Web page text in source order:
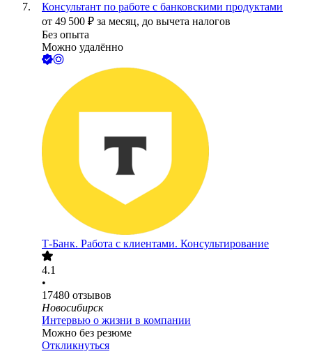
Консультант по работе с банковскими продуктами
от 49 500 ₽ за месяц, до вычета налогов
Без опыта
Можно удалённо
Т-Банк. Работа с клиентами. Консультирование
4.1
•
17480 отзывов
Новосибирск
Интервью о жизни в компании
Можно без резюме
Откликнуться